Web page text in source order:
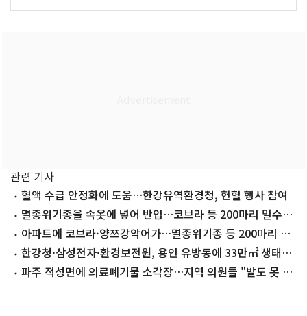
관련 기사
혈액 수급 안정화에 도움…한강유역환경청, 헌혈 행사 참여
멸종위기종을 속옷에 넣어 반입…코브라 등 200마리 밀수해
택배 판매(종합)
아파트에 코브라·양쯔강악어가…멸종위기종 등 200마리 밀
수 조직 적발
한강청·삼성전자·환경보전원, 용인 유방동에 33만㎡ 생태복
원 추진
파주 적성면에 의료폐기물 소각장…지역 의원들 "발도 못 붙